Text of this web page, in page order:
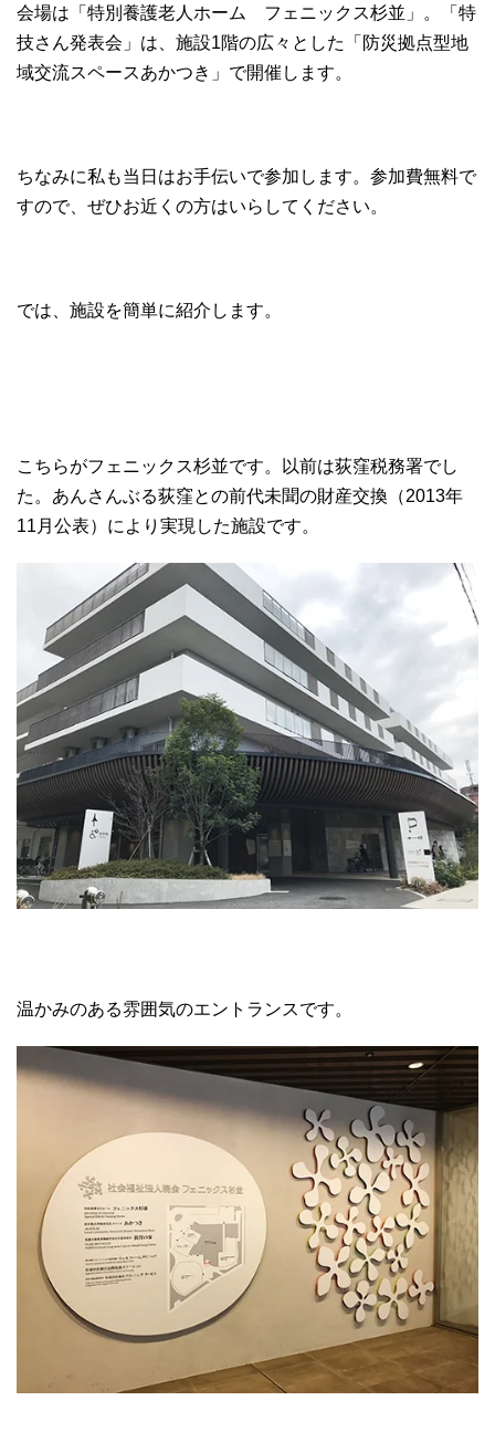
会場は「特別養護老人ホーム フェニックス杉並」。「特
技さん発表会」は、施設1階の広々とした「防災拠点型地
域交流スペースあかつき」で開催します。
ちなみに私も当日はお手伝いで参加します。参加費無料で
すので、ぜひお近くの方はいらしてください。
では、施設を簡単に紹介します。
こちらがフェニックス杉並です。以前は荻窪税務署でし
た。あんさんぶる荻窪との前代未聞の財産交換（2013年
11月公表）により実現した施設です。
温かみのある雰囲気のエントランスです。